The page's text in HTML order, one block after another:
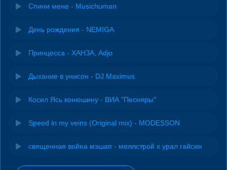
Спини мене - Musichuman
День рождения - NEMIGA
Принцесса - ХАНЗА, Adjo
Дыхание в унисон - DJ Maximus
Косил Ясь конюшину - ВИА "Песняры"
Speed in my veins (Original mix) - MODESSON
священная война мэшап - меллстрой х урал гайсин